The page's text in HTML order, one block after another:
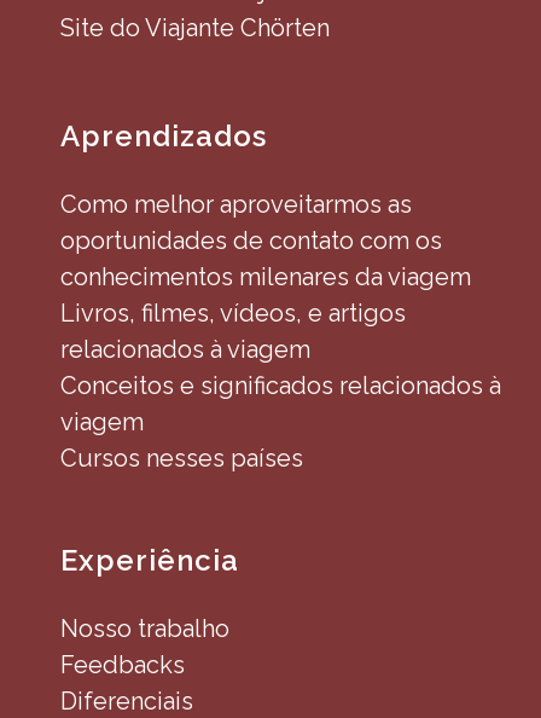
Site do Viajante Chörten
Aprendizados
Como melhor aproveitarmos as
oportunidades de contato com os
conhecimentos milenares da viagem
Livros, filmes, vídeos, e artigos
relacionados à viagem
Conceitos e significados relacionados à
viagem
Cursos nesses países
Experiência
Nosso trabalho
Feedbacks
Diferenciais